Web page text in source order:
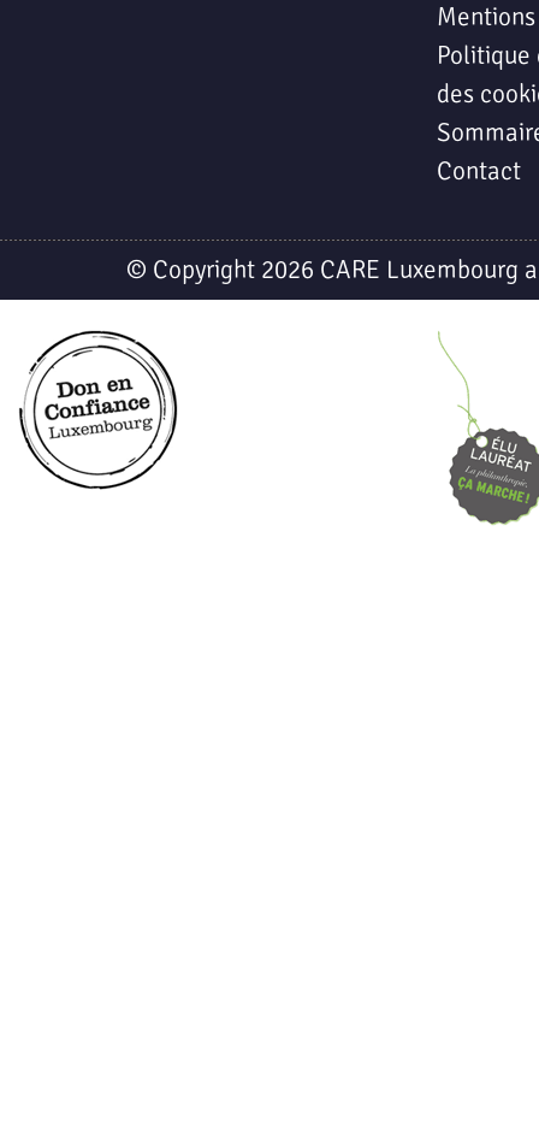
Politique
des
Contact
© Copyright 2026 CARE Luxembourg